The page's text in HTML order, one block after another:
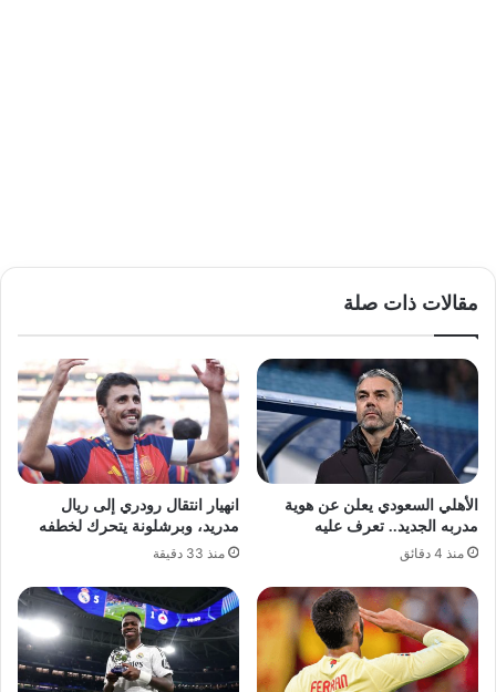
مقالات ذات صلة
الأهلي السعودي يعلن عن هوية
مدربه الجديد.. تعرف عليه
منذ 4 دقائق
انهيار انتقال رودري إلى ريال
مدريد، وبرشلونة يتحرك لخطفه
منذ 33 دقيقة